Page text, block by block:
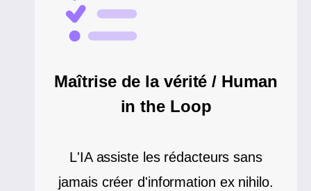
Maîtrise de la vérité / Human
in the Loop
L'IA assiste les rédacteurs sans
jamais créer d'information ex nihilo.